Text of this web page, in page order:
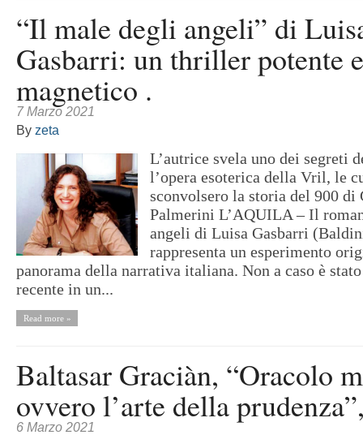
“Il male degli angeli” di
Gasbarri: un thriller potente e
magnetico .
7 Marzo 2021
By zeta
L’autrice svela uno dei segreti
l’opera esoterica della Vril, le
sconvolsero la storia del 900 di
Palmerini L’AQUILA – Il
angeli di Luisa Gasbarri
rappresenta un esperimento
panorama della narrativa italiana. Non a caso è
recente in un...
Read more »
Baltasar Graciàn, “Oracolo
ovvero l’arte della
6 Marzo 2021